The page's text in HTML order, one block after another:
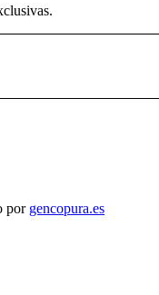
por gencopura.es